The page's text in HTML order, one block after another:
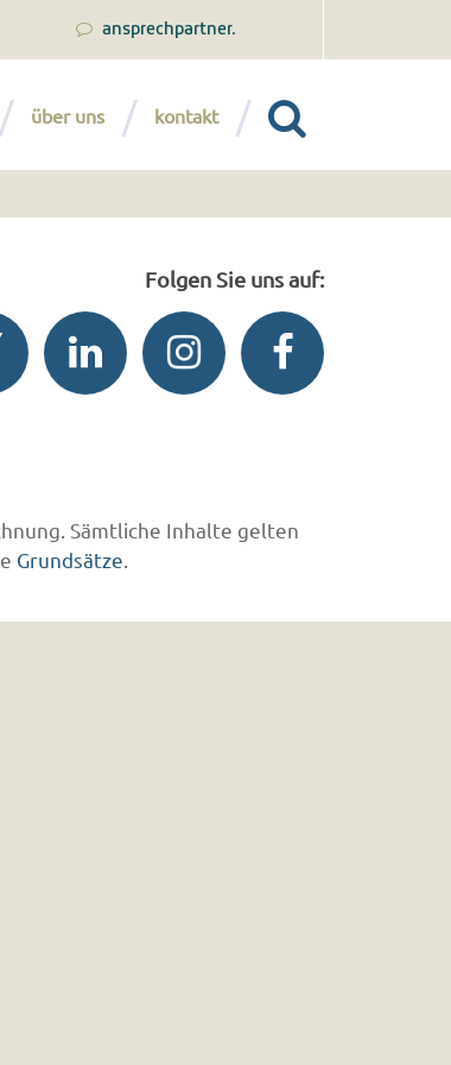
ansprechpartner.
über uns kontakt
Folgen Sie uns auf:
Sämtliche Inhalte gelten
Grundsätze.